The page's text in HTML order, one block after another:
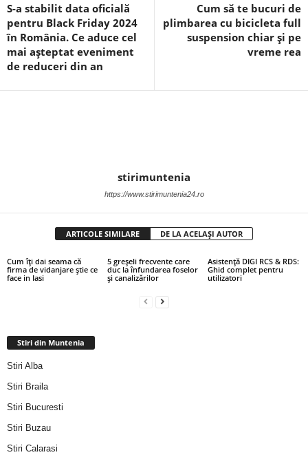
S-a stabilit data oficială
pentru Black Friday 2024
în România. Ce aduce cel
mai așteptat eveniment
de reduceri din an
Cum să te bucuri de
plimbarea cu bicicleta full
suspension chiar și pe
vreme rea
stirimuntenia
https://www.stirimuntenia24.ro
ARTICOLE SIMILARE DE LA ACELAȘI AUTOR
Cum îți dai seama că
firma de vidanjare știe ce
face in Iasi
5 greșeli frecvente care
duc la înfundarea foselor
și canalizărilor
Asistență DIGI RCS & RDS:
Ghid complet pentru
utilizatori
Stiri din Muntenia
Stiri Alba
Stiri Braila
Stiri Bucuresti
Stiri Buzau
Stiri Calarasi